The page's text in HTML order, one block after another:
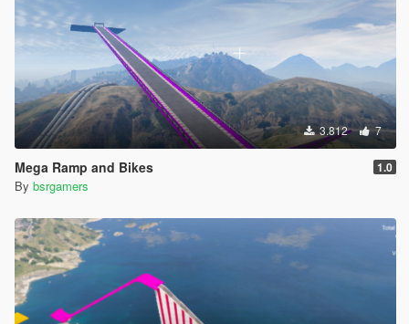
3.812 7
Mega Ramp and Bikes 1.0
By bsrgamers